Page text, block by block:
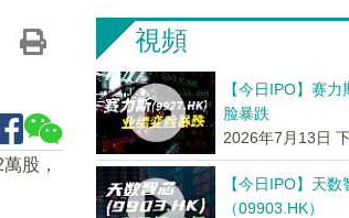
股，
視頻
【今日IPO】赛
脸暴跌
2026年7月13日
【今日IPO】天
（09903.HK）